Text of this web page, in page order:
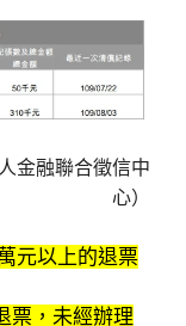
金融聯合徵信中
心）
元以上的退票
票，未經辦理